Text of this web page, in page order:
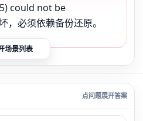
could not be
，必须依赖备份还原。
场景列表